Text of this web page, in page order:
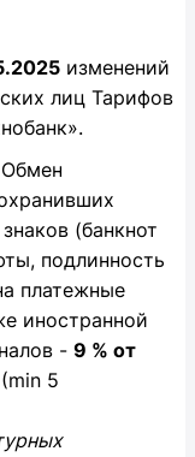
изменений
лиц Тарифов
(банкнот
подлинность
платежные
иностранной
- 9 % от
5